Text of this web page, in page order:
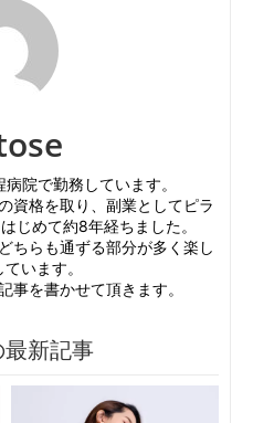
院で勤務しています。
資格を取り、副業としてピラ
じめて約8年経ちました。
ちらも通ずる部分が多く楽し
います。
事を書かせて頂きます。
新記事